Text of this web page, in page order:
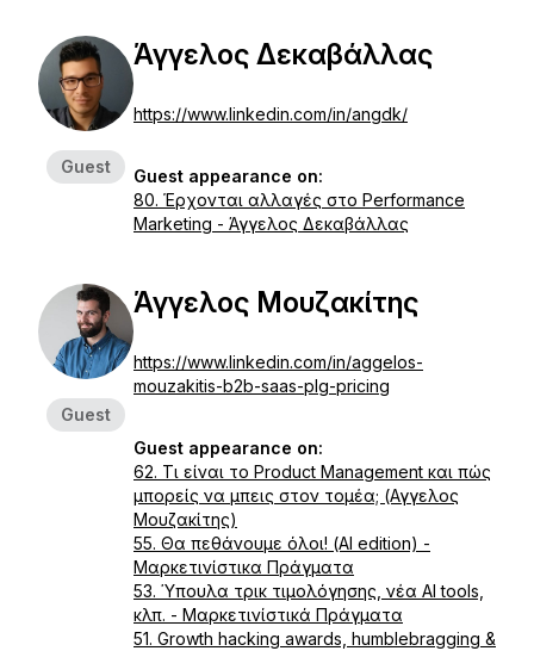
Guest
Άγγελος Δεκαβάλλας
https://www.linkedin.com/in/angdk/
Guest appearance on:
80. Έρχονται αλλαγές στο Performance
Marketing - Άγγελος Δεκαβάλλας
Guest
Άγγελος Μουζακίτης
https://www.linkedin.com/in/aggelos-
mouzakitis-b2b-saas-plg-pricing
Guest appearance on:
62. Τι είναι το Product Management και πώς
μπορείς να μπεις στον τομέα; (Αγγελος
Μουζακίτης)
55. Θα πεθάνουμε όλοι! (AI edition) -
Μαρκετινίστικα Πράγματα
53. Ύπουλα τρικ τιμολόγησης, νέα AI tools,
κλπ. - Μαρκετινίστικά Πράγματα
51. Growth hacking awards, humblebragging &